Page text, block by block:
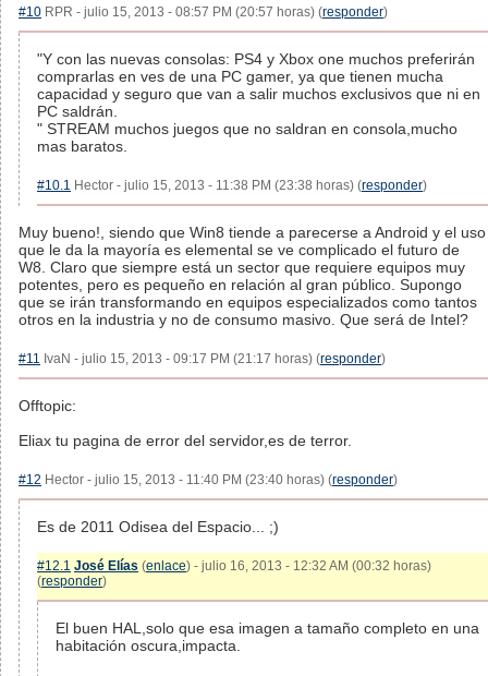
#10 RPR - julio 15, 2013 - 08:57 PM (20:57 horas) (responder)
"Y con las nuevas consolas: PS4 y Xbox one muchos preferirán
comprarlas en ves de una PC gamer, ya que tienen mucha
capacidad y seguro que van a salir muchos exclusivos que ni en
PC saldrán.
" STREAM muchos juegos que no saldran en consola,mucho
mas baratos.
#10.1 Hector - julio 15, 2013 - 11:38 PM (23:38 horas) (responder)
Muy bueno!, siendo que Win8 tiende a parecerse a Android y el uso
que le da la mayoría es elemental se ve complicado el futuro de
W8. Claro que siempre está un sector que requiere equipos muy
potentes, pero es pequeño en relación al gran público. Supongo
que se irán transformando en equipos especializados como tantos
otros en la industria y no de consumo masivo. Que será de Intel?
#11 IvaN - julio 15, 2013 - 09:17 PM (21:17 horas) (responder)
Offtopic:
Eliax tu pagina de error del servidor,es de terror.
#12 Hector - julio 15, 2013 - 11:40 PM (23:40 horas) (responder)
Es de 2011 Odisea del Espacio... ;)
#12.1 José Elías (enlace) - julio 16, 2013 - 12:32 AM (00:32 horas)
(responder)
El buen HAL,solo que esa imagen a tamaño completo en una
habitación oscura,impacta.